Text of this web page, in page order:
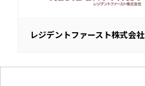
レジデントファースト株式会社